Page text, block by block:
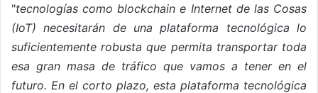
"tecnologías como blockchain e Internet de las Cosas
(IoT) necesitarán de una plataforma tecnológica lo
suficientemente robusta que permita transportar toda
esa gran masa de tráfico que vamos a tener en el
futuro. En el corto plazo, esta plataforma tecnológica